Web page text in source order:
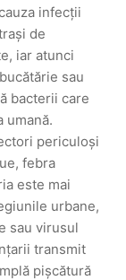
infecții
de
iar atunci
sau
bacterii care
umană.
periculoși
febra
este mai
urbane,
sau virusul
transmit
pișcătură